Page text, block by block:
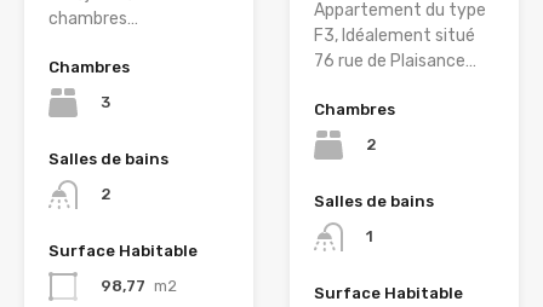
chambres…
Chambres
3
Salles de bains
2
Surface Habitable
98,77 m2
Appartement du type
F3, Idéalement situé
76 rue de Plaisance…
Chambres
2
Salles de bains
1
Surface Habitable